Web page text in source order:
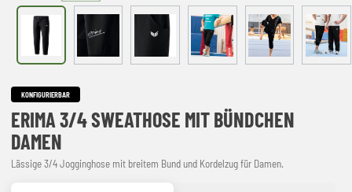
KONFIGURIERBAR
ERIMA 3/4 SWEATHOSE MIT BÜNDCHEN
DAMEN
Lässige 3/4 Jogginghose mit breitem Bund und Kordelzug für Damen.